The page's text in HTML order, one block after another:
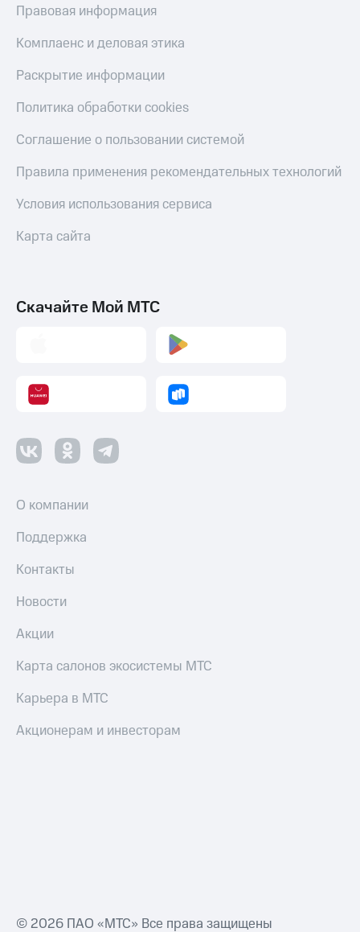
Правовая информация
Комплаенс и деловая этика
Раскрытие информации
Политика обработки cookies
Соглашение о пользовании системой
Правила применения рекомендательных технологий
Условия использования сервиса
Карта сайта
Скачайте Мой МТС
О компании
Поддержка
Контакты
Новости
Акции
Карта салонов экосистемы МТС
Карьера в МТС
Акционерам и инвесторам
© 2026 ПАО «МТС» Все права защищены